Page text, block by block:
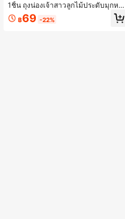
1ชิ้น ถุงน่องเจ้าสาวลูกไม้ประดับมุกหรูห
รา, แหวนต้นขาผู้หญิงมุกเทียมทำมือ, เ
ครื่องประดับงานแต่งงานแฟชั่นเซ็กซี่, เ
฿69 -22%